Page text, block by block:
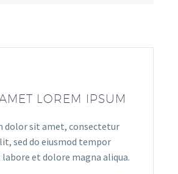
LOREM IPSUM
dolor sit amet, consectetur
sed do eiusmod tempor
et dolore magna aliqua.